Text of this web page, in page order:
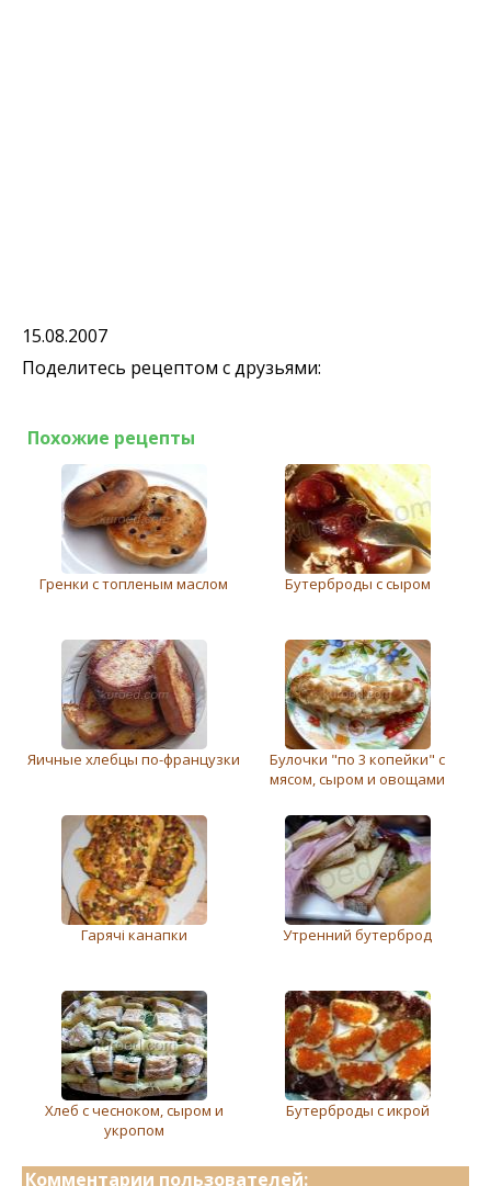
15.08.2007
Поделитесь рецептом с друзьями:
Похожие рецепты
Грeнки с топлeным маслом Бутерброды с сыром
Яичные хлебцы по-французки
Булочки "по 3 копейки" с
мясом, сыром и овощами
Гарячі канапки Утренний бутерброд
Хлеб с чесноком, сыром и
укропом
Бутерброды с икрой
Комментарии пользователей: